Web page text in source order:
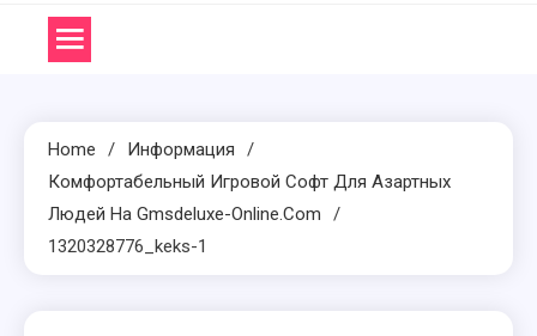
Home
Информация
Комфортабельный Игровой Софт Для Азартных
Людей На Gmsdeluxe-Online.com
1320328776_keks-1